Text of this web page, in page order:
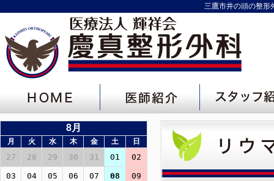
三鷹市井の頭の整形
8月
月 火 水 木 金 土 日
27 28 29 30 31 01 02
03 04 05 06 07 08 09